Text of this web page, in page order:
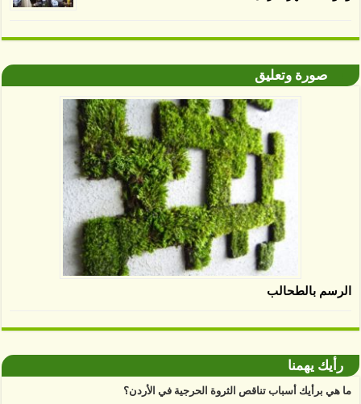
صورة وتعليق
الرسم بالطحالب
رأيك يهمنا
ما هي برأيك أسباب تناقص الثروة الحرجية في الأردن؟